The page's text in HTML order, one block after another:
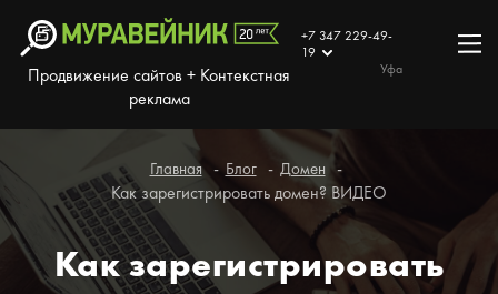
Продвижение сайтов + Контекстная
реклама
+7 347 229-49-
19
Уфа
Главная Блог Домен
Как зарегистрировать домен? ВИДЕО
Как зарегистрировать